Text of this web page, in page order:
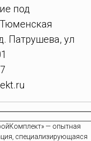
под
Патрушева, ул
— опытная
специализирующаяся